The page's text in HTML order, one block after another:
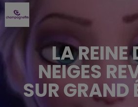
LA REINE
NEIGES
SUR GRAND